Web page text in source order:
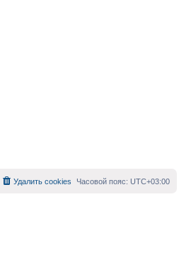
Часовой пояс: UTC+03:00
Удалить cookies